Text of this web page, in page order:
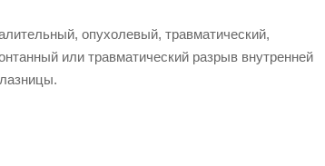
опухолевый, травматический,
или травматический разрыв внутренней